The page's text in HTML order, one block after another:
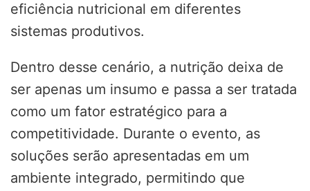
eficiência nutricional em diferentes
sistemas produtivos.
Dentro desse cenário, a nutrição deixa de
ser apenas um insumo e passa a ser tratada
como um fator estratégico para a
competitividade. Durante o evento, as
soluções serão apresentadas em um
ambiente integrado, permitindo que